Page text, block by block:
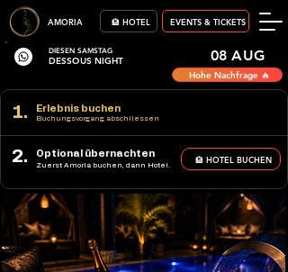
AMORIA 🏨 HOTEL EVENTS & TICKETS
DIESEN SAMSTAG
DESSOUS NIGHT 08 AUG
Hohe Nachfrage 🔥
1. Erlebnis buchen
Buchungsvorgang abschliessen
2. Optional übernachten
Zuerst Amoria buchen, dann Hotel.
🏨 HOTEL BUCHEN